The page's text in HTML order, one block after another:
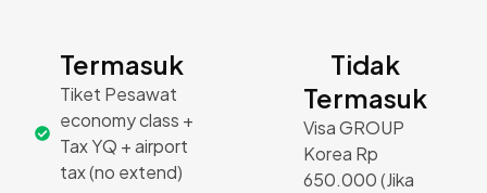
Termasuk
Tiket Pesawat
economy class +
Tax YQ + airport
tax (no extend)
Tidak
Termasuk
Visa GROUP
Korea Rp
650.000 (Jika